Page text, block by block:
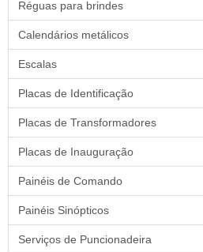
Réguas para brindes
Calendários metálicos
Escalas
Placas de Identificação
Placas de Transformadores
Placas de Inauguração
Painéis de Comando
Painéis Sinópticos
Serviços de Puncionadeira